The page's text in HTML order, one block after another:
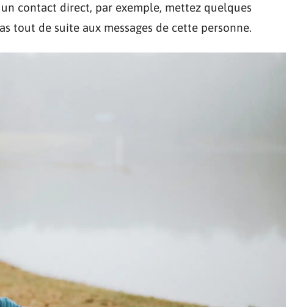
contact direct, par exemple, mettez quelques
tout de suite aux messages de cette personne.